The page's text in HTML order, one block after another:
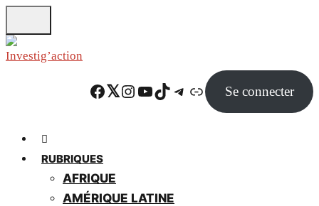
to
main
Facebook Twitter Instagram YouTube TikTok Telegram Lien Se connecter
RUBRIQUES
AFRIQUE
AMÉRIQUE LATINE